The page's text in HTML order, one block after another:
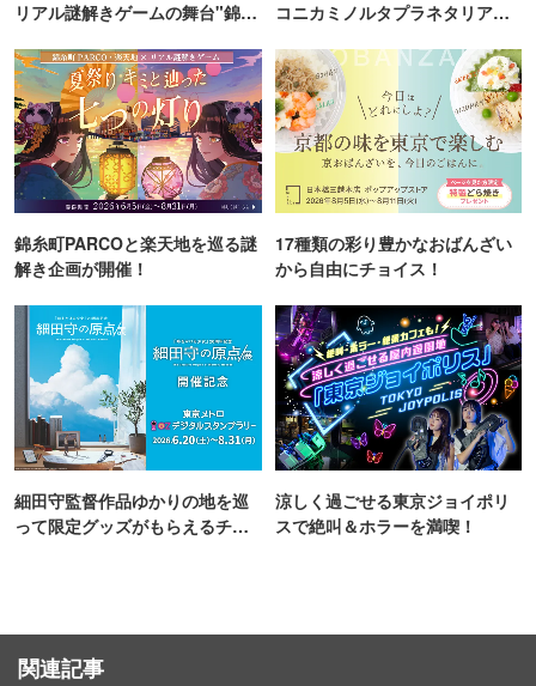
リアル謎解きゲームの舞台"錦糸
コニカミノルタプラネタリア
錦糸町PARCOと楽天地を巡る謎
解き企画が開催！
17種類の彩り豊かなおばんざい
から自由にチョイス！
細田守監督作品ゆかりの地を巡
って限定グッズがもらえるチャ
涼しく過ごせる東京ジョイポリ
スで絶叫＆ホラーを満喫！
関連記事